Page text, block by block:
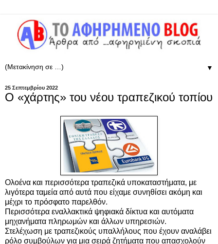
▼
25 Σεπτεμβρίου 2022
Ο «χάρτης» του νέου τραπεζικού τοπίου
Ολοένα και περισσότερα τραπεζικά υποκαταστήματα, με
λιγότερα ταμεία από αυτά που είχαμε συνηθίσει ακόμη και
μέχρι το πρόσφατο παρελθόν.
Περισσότερα εναλλακτικά ψηφιακά δίκτυα και αυτόματα
μηχανήματα πληρωμών και άλλων υπηρεσιών.
Στελέχωση με τραπεζικούς υπαλλήλους που έχουν αναλάβει
ρόλο συμβούλων για μια σειρά ζητήματα που απασχολούν